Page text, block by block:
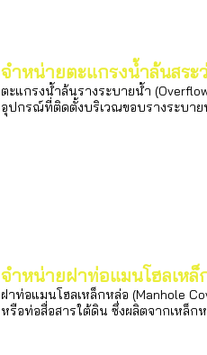
จำหน่ายตะแกรงน้ำล้นสระ
ตะแกรงน้ำล้นรางระบายน้ำ
อุปกรณ์ที่ติดตั้งบริเวณขอบรางระบาย
จำหน่ายฝาท่อแมนโฮลเหล็
ฝาท่อแมนโฮลเหล็กหล่อ (Manhole
หรือท่อสื่อสารใต้ดิน ซึ่งผลิตจากเหล็ก